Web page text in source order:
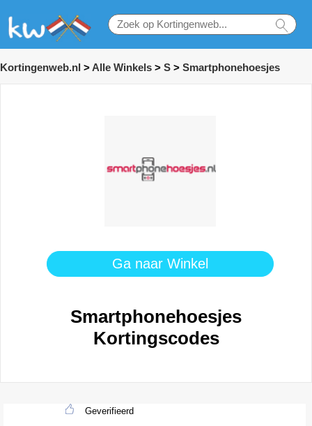
Kortingenweb.nl > Alle Winkels > S > Smartphonehoesjes
Ga naar Winkel
Smartphonehoesjes
Kortingscodes
Geverifieerd